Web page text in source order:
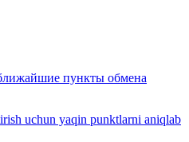
пункты обмена
uchun yaqin punktlarni aniqlab